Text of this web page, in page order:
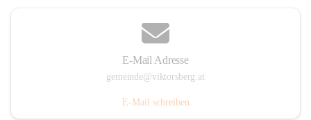
E-Mail Adresse
gemeinde@viktorsberg.at
E-Mail schreiben